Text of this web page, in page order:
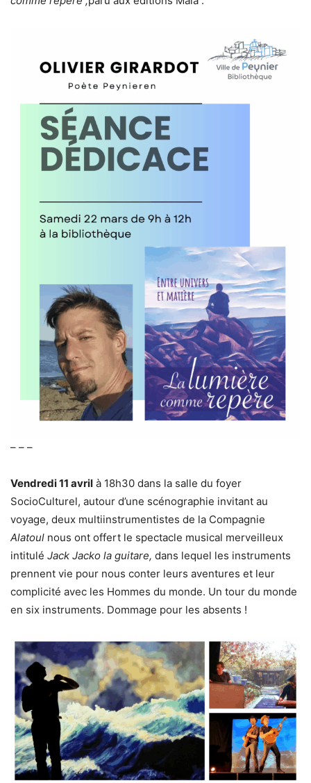
– – –
Vendredi 11 avril à 18h30 dans la salle du foyer
SocioCulturel, autour d’une scénographie invitant au
voyage, deux multiinstrumentistes de la Compagnie
Alatoul nous ont offert le spectacle musical merveilleux
intitulé Jack Jacko la guitare, dans lequel les instruments
prennent vie pour nous conter leurs aventures et leur
complicité avec les Hommes du monde. Un tour du monde
en six instruments. Dommage pour les absents !